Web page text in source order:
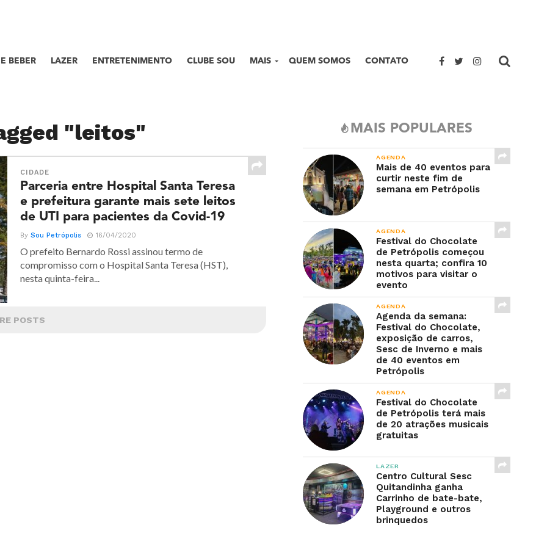
BEBER LAZER ENTRETENIMENTO CLUBE SOU MAIS QUEM SOMOS CONTATO
"leitos"
CIDADE
Parceria entre Hospital Santa Teresa
e prefeitura garante mais sete leitos
de UTI para pacientes da Covid-19
BySou Petrópolis 16/04/2020
O prefeito Bernardo Rossi assinou termo de
compromisso com o Hospital Santa Teresa (HST),
nesta quinta-feira...
POSTS
MAIS POPULARES
AGENDA
Mais de 40 eventos para
curtir neste fim de
semana em Petrópolis
AGENDA
Festival do Chocolate
de Petrópolis começou
nesta quarta; confira 10
motivos para visitar o
evento
AGENDA
Agenda da semana:
Festival do Chocolate,
exposição de carros,
Sesc de Inverno e mais
de 40 eventos em
Petrópolis
AGENDA
Festival do Chocolate
de Petrópolis terá mais
de 20 atrações musicais
gratuitas
LAZER
Centro Cultural Sesc
Quitandinha ganha
Carrinho de bate-bate,
Playground e outros
brinquedos